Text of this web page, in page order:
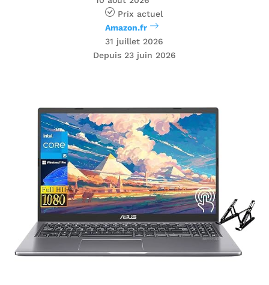
Prix ​​actuel
Amazon.fr
31 juillet 2026
Depuis 23 juin 2026